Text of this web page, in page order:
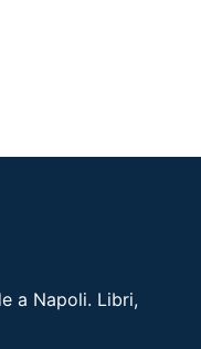
a Napoli. Libri,